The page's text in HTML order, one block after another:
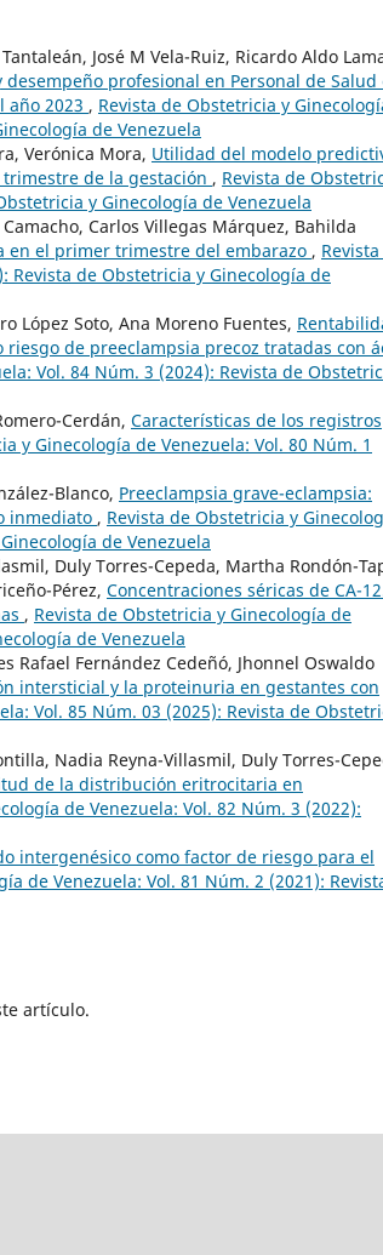
José M Vela-Ruiz, Ricardo Aldo
desempeño profesional en Personal de Salud
año 2023 , Revista de Obstetricia y
de Venezuela
Verónica Mora, Utilidad del modelo
de la gestación , Revista de
y Ginecología de Venezuela
Carlos Villegas Márquez, Bahilda
en el primer trimestre del embarazo ,
Revista de Obstetricia y Ginecología de
López Soto, Ana Moreno Fuentes,
de preeclampsia precoz tratadas con
Vol. 84 Núm. 3 (2024): Revista de
Cerdán, Características de los registros
y Ginecología de Venezuela: Vol. 80 Núm. 1
Blanco, Preeclampsia grave-eclampsia:
inmediato , Revista de Obstetricia y
de Venezuela
Duly Torres-Cepeda, Martha Rondón-
Pérez, Concentraciones séricas de CA-
, Revista de Obstetricia y Ginecología de
de Venezuela
Rafael Fernández Cedeñó, Jhonnel Oswaldo
intersticial y la proteinuria en gestantes con
Vol. 85 Núm. 03 (2025): Revista de
Nadia Reyna-Villasmil, Duly Torres-
de la distribución eritrocitaria en
de Venezuela: Vol. 82 Núm. 3 (2022):
intergenésico como factor de riesgo para el
de Venezuela: Vol. 81 Núm. 2 (2021):
artículo.